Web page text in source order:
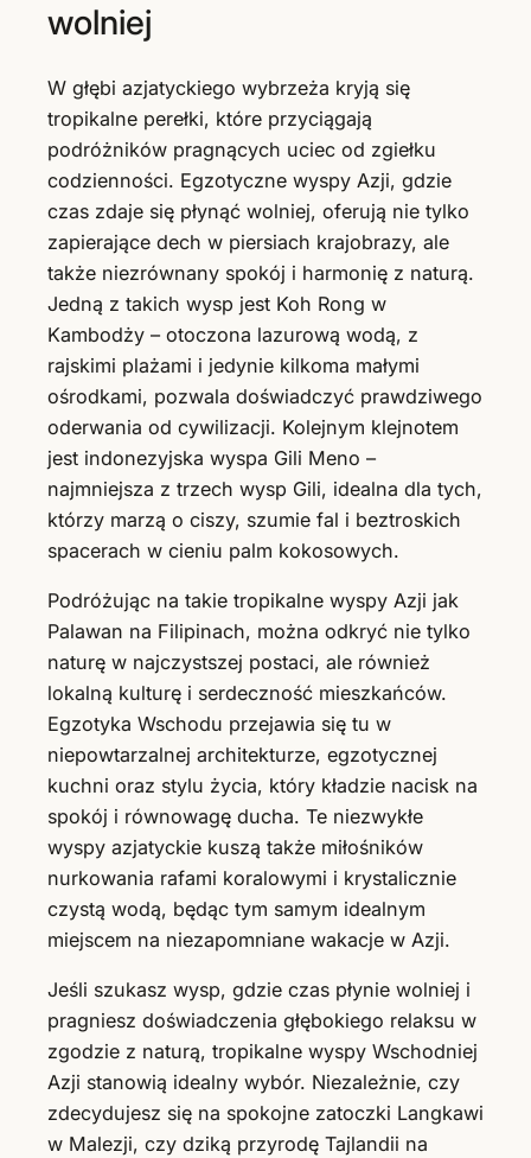
wolniej
W głębi azjatyckiego wybrzeża kryją się
tropikalne perełki, które przyciągają
podróżników pragnących uciec od zgiełku
codzienności. Egzotyczne wyspy Azji, gdzie
czas zdaje się płynąć wolniej, oferują nie tylko
zapierające dech w piersiach krajobrazy, ale
także niezrównany spokój i harmonię z naturą.
Jedną z takich wysp jest Koh Rong w
Kambodży – otoczona lazurową wodą, z
rajskimi plażami i jedynie kilkoma małymi
ośrodkami, pozwala doświadczyć prawdziwego
oderwania od cywilizacji. Kolejnym klejnotem
jest indonezyjska wyspa Gili Meno –
najmniejsza z trzech wysp Gili, idealna dla tych,
którzy marzą o ciszy, szumie fal i beztroskich
spacerach w cieniu palm kokosowych.
Podróżując na takie tropikalne wyspy Azji jak
Palawan na Filipinach, można odkryć nie tylko
naturę w najczystszej postaci, ale również
lokalną kulturę i serdeczność mieszkańców.
Egzotyka Wschodu przejawia się tu w
niepowtarzalnej architekturze, egzotycznej
kuchni oraz stylu życia, który kładzie nacisk na
spokój i równowagę ducha. Te niezwykłe
wyspy azjatyckie kuszą także miłośników
nurkowania rafami koralowymi i krystalicznie
czystą wodą, będąc tym samym idealnym
miejscem na niezapomniane wakacje w Azji.
Jeśli szukasz wysp, gdzie czas płynie wolniej i
pragniesz doświadczenia głębokiego relaksu w
zgodzie z naturą, tropikalne wyspy Wschodniej
Azji stanowią idealny wybór. Niezależnie, czy
zdecydujesz się na spokojne zatoczki Langkawi
w Malezji, czy dziką przyrodę Tajlandii na